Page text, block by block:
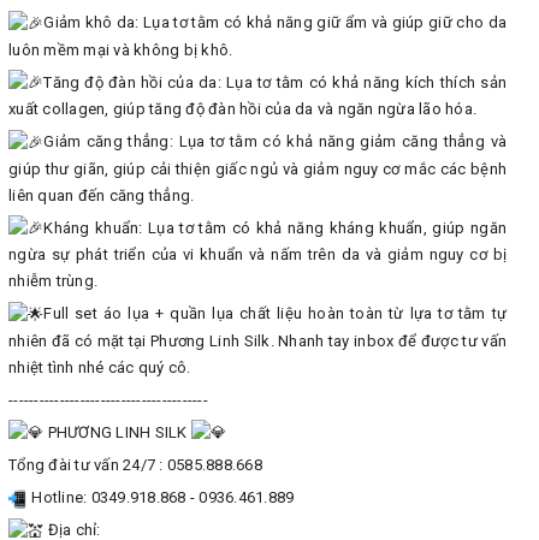
Giảm khô da: Lụa tơ tằm có khả năng giữ ẩm và giúp giữ cho da
luôn mềm mại và không bị khô.
Tăng độ đàn hồi của da: Lụa tơ tằm có khả năng kích thích sản
xuất collagen, giúp tăng độ đàn hồi của da và ngăn ngừa lão hóa.
Giảm căng thẳng: Lụa tơ tằm có khả năng giảm căng thẳng và
giúp thư giãn, giúp cải thiện giấc ngủ và giảm nguy cơ mắc các bệnh
liên quan đến căng thẳng.
Kháng khuẩn: Lụa tơ tằm có khả năng kháng khuẩn, giúp ngăn
ngừa sự phát triển của vi khuẩn và nấm trên da và giảm nguy cơ bị
nhiễm trùng.
Full set áo lụa + quần lụa chất liệu hoàn toàn từ lựa tơ tằm tự
nhiên đã có mặt tại Phương Linh Silk. Nhanh tay inbox để được tư vấn
nhiệt tình nhé các quý cô.
---------------------------------------
PHƯƠNG LINH SILK
Tổng đài tư vấn 24/7 : 0585.888.668
Hotline: 0349.918.868 - 0936.461.889
Địa chỉ: